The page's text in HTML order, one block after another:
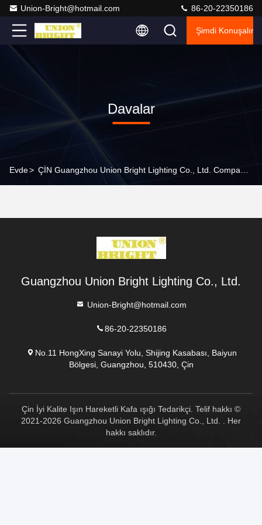
Union-Bright@hotmail.com 86-20-22350186
Şimdi Konuşalım.
Davalar
Evde>
Guangzhou Union Bright Lighting Co., Ltd.
Union-Bright@hotmail.com
86-20-22350186
No.11 HongXing Sanayi Yolu, Shijing Kasabası, Baiyun
Bölgesi, Guangzhou, 510430, Çin
Çin İyi Kalite Işın Hareketli Kafa ışığı Tedarikçi. Telif hakkı ©
2021-2026 Guangzhou Union Bright Lighting Co., Ltd. . Her
hakkı saklıdır.